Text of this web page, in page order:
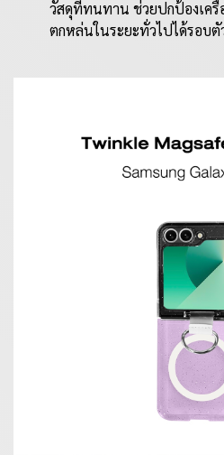
วัสดุที่ทนทาน ช่วยปกป้องเครื่
ตกหล่นในระยะทั่วไปได้รอบตั